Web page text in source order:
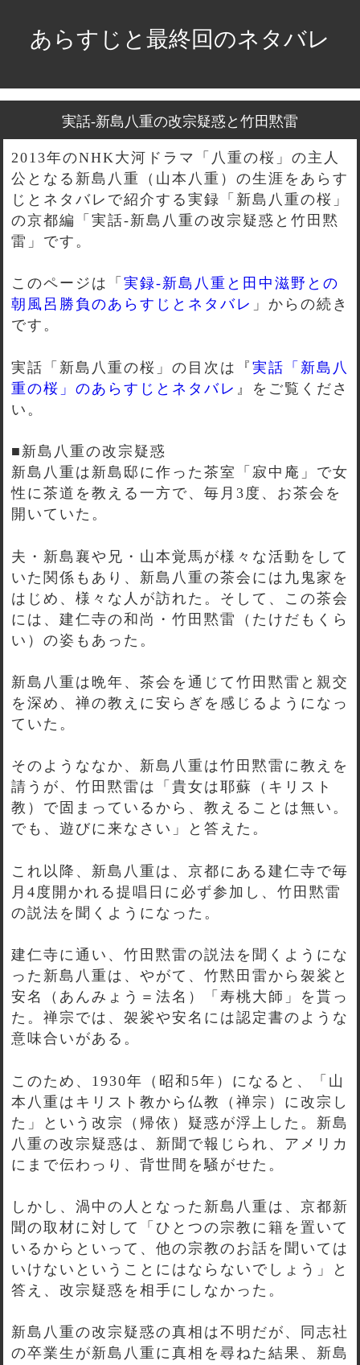
あらすじと最終回のネタバレ
実話-新島八重の改宗疑惑と竹田黙雷
2013年のNHK大河ドラマ「八重の桜」の主人
公となる新島八重（山本八重）の生涯をあらす
じとネタバレで紹介する実録「新島八重の桜」
の京都編「実話-新島八重の改宗疑惑と竹田黙
雷」です。
このページは「 実録-新島八重と田中滋野との
朝風呂勝負のあらすじとネタバレ 」からの続き
です。
実話「新島八重の桜」の目次は『 実話「新島八
重の桜」のあらすじとネタバレ 』をご覧くださ
い。
■新島八重の改宗疑惑
新島八重は新島邸に作った茶室「寂中庵」で女
性に茶道を教える一方で、毎月3度、お茶会を
開いていた。
夫・新島襄や兄・山本覚馬が様々な活動をして
いた関係もあり、新島八重の茶会には九鬼家を
はじめ、様々な人が訪れた。そして、この茶会
には、建仁寺の和尚・竹田黙雷（たけだもくら
い）の姿もあった。
新島八重は晩年、茶会を通じて竹田黙雷と親交
を深め、禅の教えに安らぎを感じるようになっ
ていた。
そのようななか、新島八重は竹田黙雷に教えを
請うが、竹田黙雷は「貴女は耶蘇（キリスト
教）で固まっているから、教えることは無い。
でも、遊びに来なさい」と答えた。
これ以降、新島八重は、京都にある建仁寺で毎
月4度開かれる提唱日に必ず参加し、竹田黙雷
の説法を聞くようになった。
建仁寺に通い、竹田黙雷の説法を聞くようにな
った新島八重は、やがて、竹黙田雷から袈裟と
安名（あんみょう＝法名）「寿桃大師」を貰っ
た。禅宗では、袈裟や安名には認定書のような
意味合いがある。
このため、1930年（昭和5年）になると、「山
本八重はキリスト教から仏教（禅宗）に改宗し
た」という改宗（帰依）疑惑が浮上した。新島
八重の改宗疑惑は、新聞で報じられ、アメリカ
にまで伝わっり、背世間を騒がせた。
しかし、渦中の人となった新島八重は、京都新
聞の取材に対して「ひとつの宗教に籍を置いて
いるからといって、他の宗教のお話を聞いては
いけないということにはならないでしょう」と
答え、改宗疑惑を相手にしなかった。
新島八重の改宗疑惑の真相は不明だが、同志社
の卒業生が新島八重に真相を尋ねた結果、新島